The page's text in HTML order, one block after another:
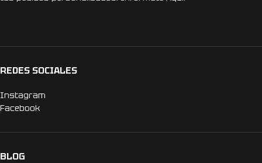
REDES SOCIALES
Instagram
Facebook
BLOG